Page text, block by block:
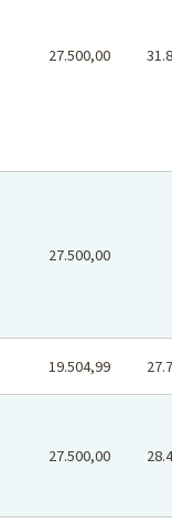
27.500,00
27.500,00
19.504,99
27.500,00